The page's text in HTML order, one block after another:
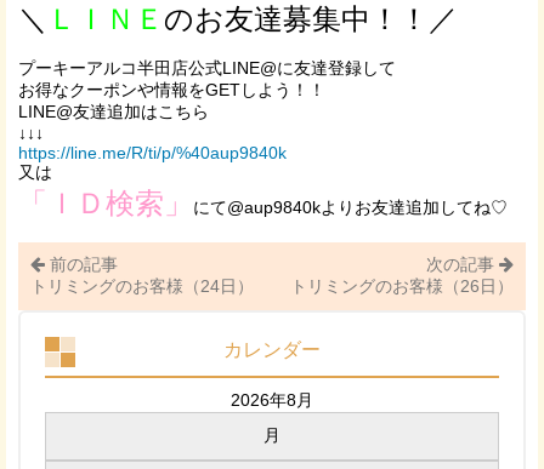
＼ ＬＩＮＥ のお友達募集中！！／
プーキーアルコ半田店公式LINE@に友達登録して
お得なクーポンや情報をGETしよう！！
LINE@友達追加はこちら
↓↓↓
https://line.me/R/ti/p/%40aup9840k
又は
「ＩＤ検索」 にて@aup9840kよりお友達追加してね♡
前の記事
トリミングのお客様（24日）
次の記事
トリミングのお客様（26日）
カレンダー
2026年8月
月